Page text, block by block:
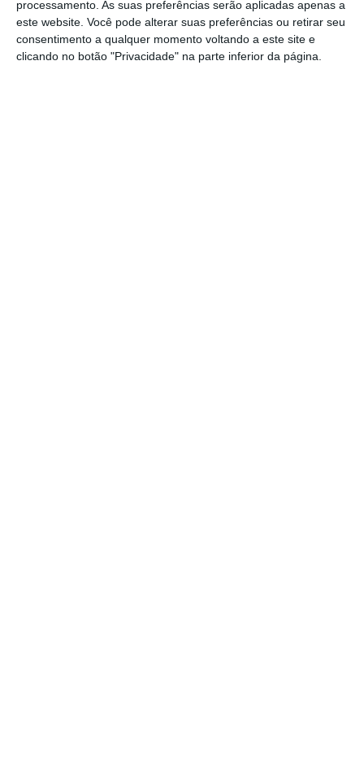
processamento. As suas preferências serão aplicadas apenas a
este website. Você pode alterar suas preferências ou retirar seu
consentimento a qualquer momento voltando a este site e
clicando no botão "Privacidade" na parte inferior da página.
luxo com o valor mensal de 921,59 euros e
para compras de ordem pessoal com o cartão
de crédito da associação.